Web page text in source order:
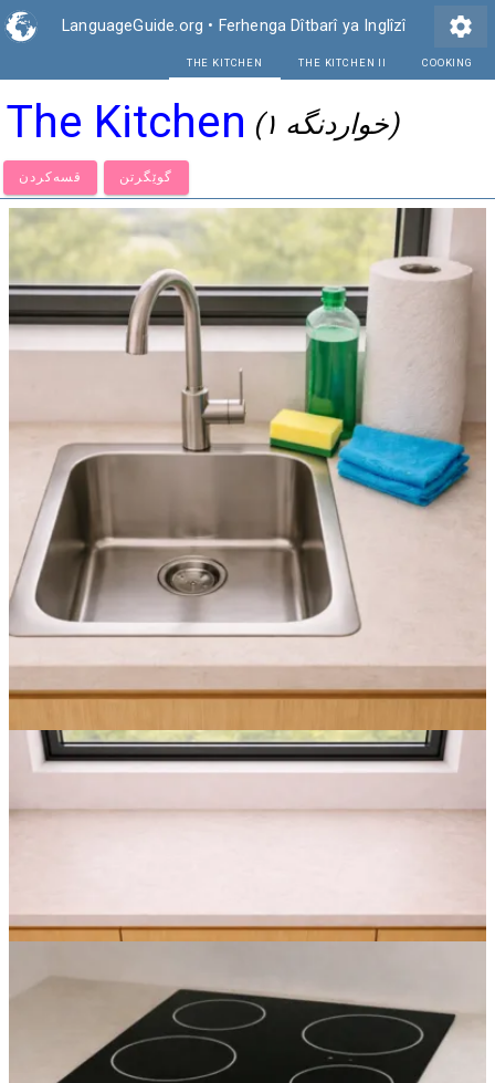
LanguageGuide.org • Ferhenga Dîtbarî ya Inglîzî settings
The Kitchen (خواردنگە ١)
قسەكردن گوێگرتن